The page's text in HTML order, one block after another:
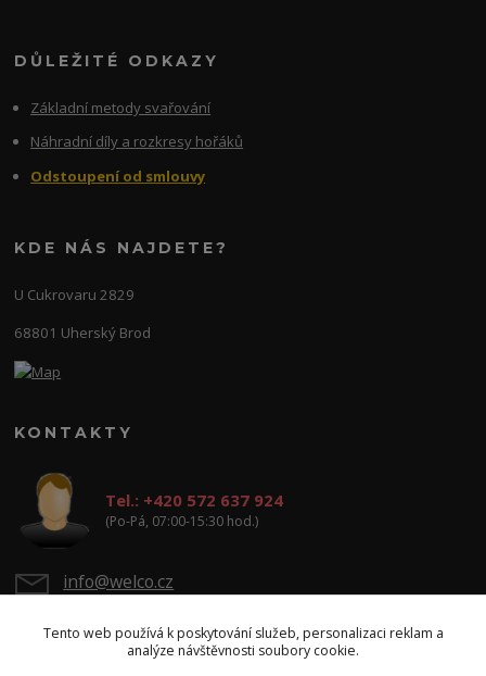
DŮLEŽITÉ ODKAZY
Základní metody svařování
Náhradní díly a rozkresy hořáků
Odstoupení od smlouvy
KDE NÁS NAJDETE?
U Cukrovaru 2829
68801 Uherský Brod
KONTAKTY
Tel.: +420 572 637 924
(Po-Pá, 07:00-15:30 hod.)
info@welco.cz
Tento web používá k poskytování služeb, personalizaci reklam a
analýze návštěvnosti soubory cookie.